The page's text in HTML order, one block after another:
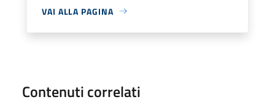
VAI ALLA PAGINA
Contenuti correlati